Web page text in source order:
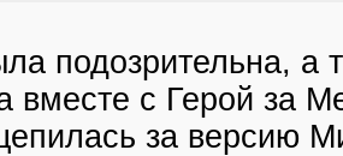
подозрительна, а
вместе с Герой за
за версию